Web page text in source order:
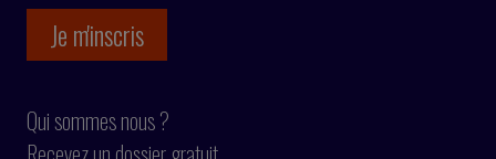
Qui sommes nous ?